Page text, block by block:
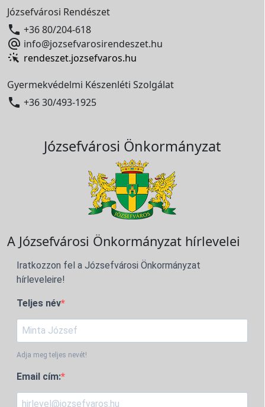
Józsefvárosi Rendészet
 +36 80/204-618
 info@jozsefvarosirendeszet.hu
rendeszet.jozsefvaros.hu
Gyermekvédelmi Készenléti Szolgálat
 +36 30/493-1925
Józsefvárosi Önkormányzat
A Józsefvárosi Önkormányzat hírlevelei
Iratkozzon fel a Józsefvárosi Önkormányzat
hírleveleire!
Teljes név
Adja meg teljes nevét!
Email cím: